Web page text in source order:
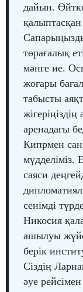
дайын.
төрағалық
мәнге ие.
жоғары
табысты
аренадағы
Кипрмен сан
мүдделіміз.
саяси
сенімді
Никосия
ашылуы
берік
Сіздің
әуе